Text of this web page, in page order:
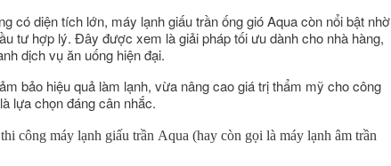
có diện tích lớn, máy lạnh giấu trần ống gió Aqua còn nổi bật nhờ
tư hợp lý. Đây được xem là giải pháp tối ưu dành cho nhà hàng,
dịch vụ ăn uống hiện đại.
bảo hiệu quả làm lạnh, vừa nâng cao giá trị thẩm mỹ cho công
lựa chọn đáng cân nhắc.
công máy lạnh giấu trần Aqua (hay còn gọi là máy lạnh âm trần